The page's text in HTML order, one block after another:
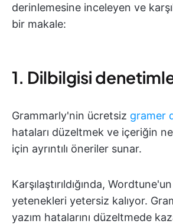
derinlemesine inceleyen ve
bir makale:
1. Dilbilgisi
Grammarly'nin ücretsiz gramer
hataları düzeltmek ve içeriğin
için ayrıntılı öneriler sunar.
Karşılaştırıldığında,
yetenekleri yetersiz kalıyor.
yazım hatalarını düzeltmede